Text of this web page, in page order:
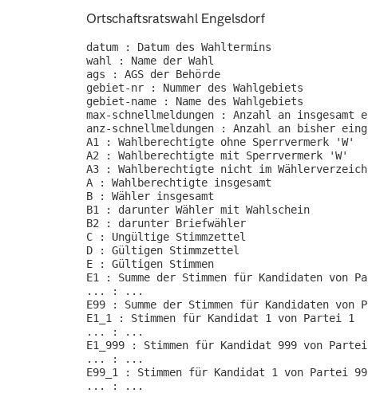
Ortschaftsratswahl Engelsdorf
datum : Datum des Wahltermins
wahl : Name der Wahl
ags : AGS der Behörde
gebiet-nr : Nummer des Wahlgebiets
gebiet-name : Name des Wahlgebiets
max-schnellmeldungen : Anzahl an insgesamt
anz-schnellmeldungen : Anzahl an bisher
A1 : Wahlberechtigte ohne Sperrvermerk 'W'
A2 : Wahlberechtigte mit Sperrvermerk 'W'
A3 : Wahlberechtigte nicht im
A : Wahlberechtigte insgesamt
B : Wähler insgesamt
B1 : darunter Wähler mit Wahlschein
B2 : darunter Briefwähler
C : Ungültige Stimmzettel
D : Gültigen Stimmzettel
E : Gültigen Stimmen
E1 : Summe der Stimmen für Kandidaten von
... : ...
E99 : Summe der Stimmen für Kandidaten von
E1_1 : Stimmen für Kandidat 1 von Partei 1
... : ...
E1_999 : Stimmen für Kandidat 999 von
... : ...
E99_1 : Stimmen für Kandidat 1 von Partei 99
... : ...